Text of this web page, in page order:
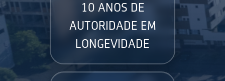
10 ANOS DE
AUTORIDADE EM
LONGEVIDADE